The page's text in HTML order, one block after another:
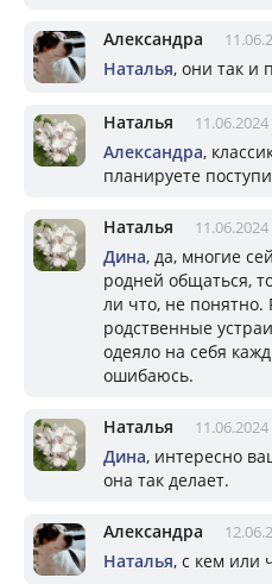
Александра
Наталья, они так и
Наталья
Александра,
планируете
Наталья
Дина, да, многие
родней общаться,
ли что, не
родственные
одеяло на себя
ошибаюсь.
Наталья
Дина, интересно
она так делает.
Александра
Наталья, с кем или